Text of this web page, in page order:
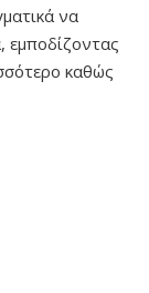
να
εμποδίζοντας
καθώς